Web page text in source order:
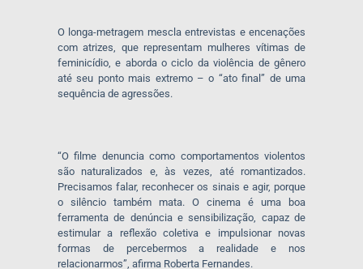
O longa-metragem mescla entrevistas e encenações
com atrizes, que representam mulheres vítimas de
feminicídio, e aborda o ciclo da violência de gênero
até seu ponto mais extremo – o “ato final” de uma
sequência de agressões.
“O filme denuncia como comportamentos violentos
são naturalizados e, às vezes, até romantizados.
Precisamos falar, reconhecer os sinais e agir, porque
o silêncio também mata. O cinema é uma boa
ferramenta de denúncia e sensibilização, capaz de
estimular a reflexão coletiva e impulsionar novas
formas de percebermos a realidade e nos
relacionarmos”, afirma Roberta Fernandes.